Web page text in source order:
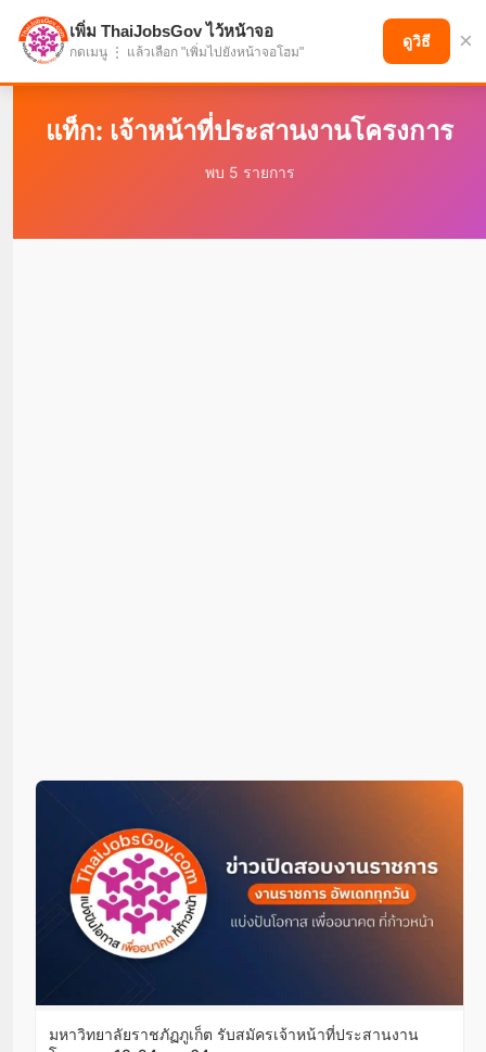
แบ่งปันโอกาส เพื่ออนาคตที่ก้าวหน้า
แท็ก: เจ้าหน้าที่ประสานงานโครงการ
พบ 5 รายการ
มหาวิทยาลัยราชภัฏภูเก็ต รับสมัครเจ้าหน้าที่ประสานงาน
เพิ่ม ThaiJobsGov ไว้หน้าจอ
กดเมนู ⋮ แล้วเลือก "เพิ่มไปยังหน้าจอโฮม"
ดูวิธี ×